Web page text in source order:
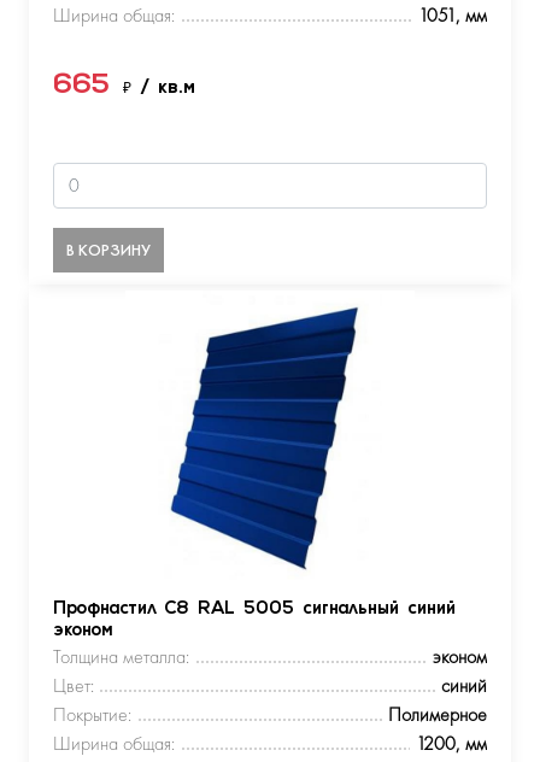
Ширина общая:
1051, мм
665 ₽ / кв.м
В КОРЗИНУ
Профнастил С8 RAL 5005 сигнальный синий
эконом
Толщина металла:
эконом
Цвет:
синий
Покрытие:
Полимерное
Ширина общая:
1200, мм